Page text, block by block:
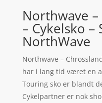
Northwave
– Cykelsko –
NorthWave
Northwave –
har i lang tid været en
Touring sko er blandt
Cykelpartner er nok